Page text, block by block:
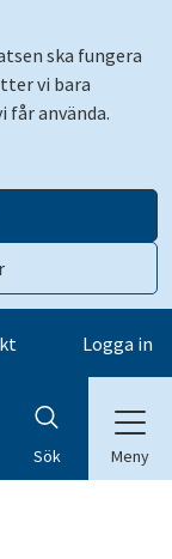
ska fungera
vi bara
får använda.
Logga in
Sök Meny